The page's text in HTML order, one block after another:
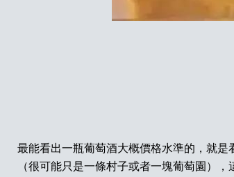
最能看出一瓶葡萄酒大概價格水準的，就
（很可能只是一條村子或者一塊葡萄園）